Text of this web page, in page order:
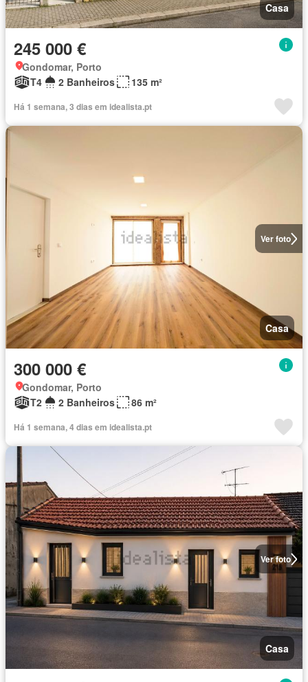
Casa
245 000 €
Gondomar, Porto
T4
2 Banheiros 135 m²
Há 1 semana, 3 dias em idealista.pt
Ver foto
Casa
300 000 €
Gondomar, Porto
T2
2 Banheiros 86 m²
Há 1 semana, 4 dias em idealista.pt
Ver foto
Casa